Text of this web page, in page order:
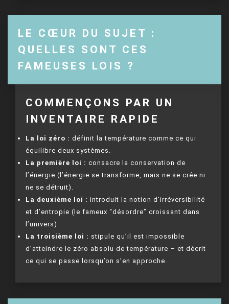
LE CŒUR DU SUJET :
QUELLES SONT CES
FAMEUSES LOIS ?
COMMENÇONS PAR UN
INVENTAIRE RAPIDE
La loi zéro : définit la température comme ce qui
équilibre deux systèmes.
La première loi : consacre la conservation de
l’énergie (l’énergie se transforme, mais ne se crée ni
ne se détruit).
La deuxième loi : introduit la notion d’irréversibilité
et d’entropie (le fameux “désordre” croissant dans
l’univers).
La troisième loi : stipule qu’il est impossible
d’atteindre le zéro absolu de température – et décrit
ce qui se passe lorsqu’on s’en approche.